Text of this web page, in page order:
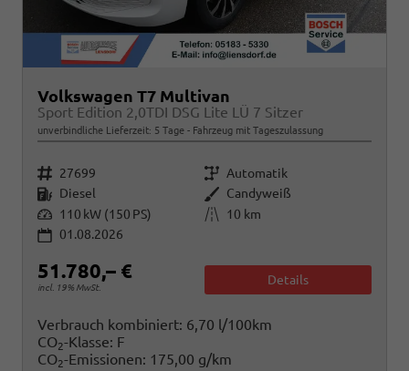
Volkswagen T7 Multivan
Sport Edition 2,0TDI DSG Lite LÜ 7 Sitzer
unverbindliche Lieferzeit: 5 Tage Fahrzeug mit Tageszulassung
Fahrzeugnr. 27699 Getriebe Automatik
Kraftstoff Diesel Außenfarbe Candyweiß
Leistung 110 kW (150 PS) Kilometerstand
10 km
01.08.2026
51.780,– €
incl. 19% MwSt.
Details
Verbrauch kombiniert: 6,70 l/100km
CO2-Klasse: F
CO2-Emissionen: 175,00 g/km